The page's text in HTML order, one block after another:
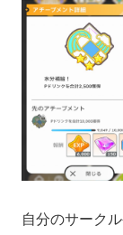
自分のサーク